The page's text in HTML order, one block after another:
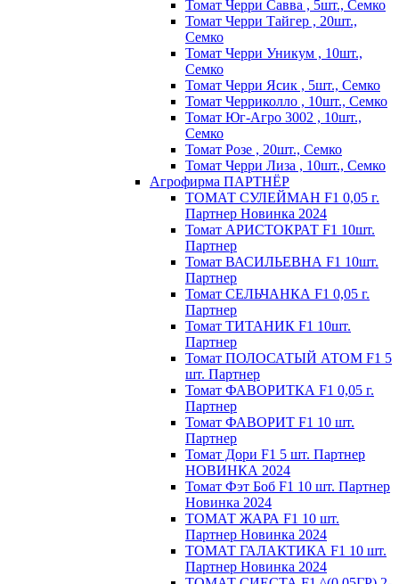
Томат Черри Савва , 5шт., Семко
Томат Черри Тайгер , 20шт.,
Семко
Томат Черри Уникум , 10шт.,
Семко
Томат Черри Ясик , 5шт., Семко
Томат Черриколло , 10шт., Семко
Томат Юг-Агро 3002 , 10шт.,
Семко
Томат Розе , 20шт., Семко
Томат Черри Лиза , 10шт., Семко
Агрофирма ПАРТНЁР
ТОМАТ СУЛЕЙМАН F1 0,05 г.
Партнер Новинка 2024
Томат АРИСТОКРАТ F1 10шт.
Партнер
Томат ВАСИЛЬЕВНА F1 10шт.
Партнер
Томат СЕЛЬЧАНКА F1 0,05 г.
Партнер
Томат ТИТАНИК F1 10шт.
Партнер
Томат ПОЛОСАТЫЙ АТОМ F1 5
шт. Партнер
Томат ФАВОРИТКА F1 0,05 г.
Партнер
Томат ФАВОРИТ F1 10 шт.
Партнер
Томат Дори F1 5 шт. Партнер
НОВИНКА 2024
Томат Фэт Боб F1 10 шт. Партнер
Новинка 2024
ТОМАТ ЖАРА F1 10 шт.
Партнер Новинка 2024
ТОМАТ ГАЛАКТИКА F1 10 шт.
Партнер Новинка 2024